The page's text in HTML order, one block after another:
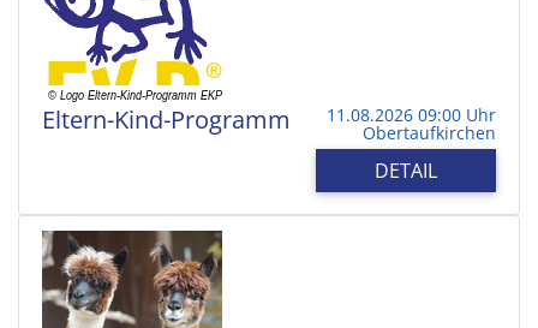
Eltern-Kind-Programm 11.08.2026 09:00 Uhr
Obertaufkirchen
DETAIL